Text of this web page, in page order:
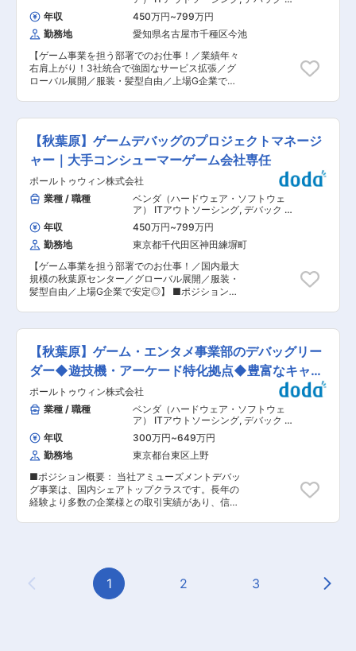
れる特性がある中でも、当社は順調に売り上げを
推移させています。その背景には、「必殺仕置
人」「ウルトラマンシリーズ」「乃木坂46」「魔
法少女まどか☆マギカ」「ソードアート・オンラ
イン」等、誰もが知る大ヒット機種を次々とリリ
ースさせている、当社のデザイン・技術力にあり
ます。 【働きやすい環境】： 当社の社風は非常
豊富なことが特徴です。その為、社員同士の距離
も近いことから社員の定着率が高く、離職率も低
す。 変更の範囲：会社の定める業務
ュール通りにコンテンツをリリースする支援をし
ます。 ※ご経験に応じて、複数のチームを包括的
に管理頂きます。 ・案件管理（進捗、コスト、ス
ケジュールなど）? ・課題ヒアリング／現状分析?
・プロジェクトを円滑になるよう対人関係マネジ
メントにてチームを運営? ・顧客や品質管理部署
の課題やニーズ調査? ・品質分析、テスト結果の
分析? ・メンバーマネジメント? ■当社の特徴：
し、多様な知識と実践経験にてクライアントの期
待に応えてきた当社。 創業時から30年間で、1万
6000件以上のエンタメコンテンツ開発支援を行
ってきたゲームデバッグ事業をはじめ、ソフトウ
ェアテスト事業やネットサポート事業など幅広く
展開し、お客様の「サービス・ライフサイクル」
における課題を解決しています。 2024年より
「期待通り、予想以上。」をビジョンとして掲
げ、従来からの期待に応えつつ前向きな熱意と自
由な発想にて、予想以上の新たなよろこびを生み
出すサービスを展開しております。 プライム上場
グループ会社としての事業安定性がありながら、
積極的なM&Aや新規事業開発により変化し続け、
もに成長したい仲間を募集いたします。
ームプロデューサー・ディレクター・
プランナー
年収 450万円~799万円
勤務地
愛知県名古屋市千種区今池
【ゲーム事業を担う部署でのお仕事！／業績年々
右肩上がり！3社統合で強固なサービス拡張／グ
ローバル展開／服装・髪型自由／上場G企業で安
は、大手ゲーム会社や海外タイトルを主とするお
客様に対し、スマートフォン・家庭用 ゲーム機に
おけるゲーム開発工程におけるテスト、またリリ
ース後のサポートなど総合的な品質保障サービス
を提供しております。 プロジェクト推進及び統括
して頂き、予算・スケジュール通りにコンテンツ
をリリースする支援をします！ ■業務詳細： プ
ロジェクト推進及び統括して頂き、予算・スケジ
ュール通りにコンテンツをリリースする支援をし
ます。 ※ご経験に応じて、複数のチームを包括的
に管理頂きます。 ・案件管理（進捗、コスト、ス
ケジュールなど） ・課題ヒアリング／現状分析
・プロジェクトを円滑になるよう対人関係マネジ
メントにてチームを運営 ・顧客や品質管理部署の
課題やニーズ調査 ・品質分析、テスト結果の分析
・メンバーマネジメント ■当社の特徴： 「“新し
な知識と実践経験にてクライアントの期待に応え
てきた当社。 創業時から30年間で、1万6000件
以上のエンタメコンテンツ開発支援を行ってきた
ゲームデバッグ事業をはじめ、ソフトウェアテス
ト事業やネットサポート事業など幅広く展開し、
お客様の「サービス・ライフサイクル」における
課題を解決しています。 2024年より「期待通
り、予想以上。」をビジョンとして掲げ、従来か
らの期待に応えつつ前向きな熱意と自由な発想に
て、予想以上の新たなよろこびを生み出すサービ
スを展開しております。 プライム上場グループ会
社としての事業安定性がありながら、積極的な
M&Aや新規事業開発により変化し続け、大手企業
したい仲間を募集いたします。
【秋葉原】ゲームデバッグのプロジェクトマネージ
ャー｜大手コンシューマーゲーム会社専任
ポールトゥウィン株式会社
業種 / 職種
ベンダ（ハードウェア・ソフトウェ
ア） ITアウトソーシング, デバック ゲ
ームプロデューサー・ディレクター・
プランナー
年収 450万円~799万円
勤務地
東京都千代田区神田練塀町
【ゲーム事業を担う部署でのお仕事！／国内最大
規模の秋葉原センター／グローバル展開／服装・
髪型自由／上場G企業で安定◎】 ■ポジション概
社や海外タイトルを主とするお客様に対し、スマ
ートフォン・家庭用ゲーム機のゲーム開発工程に
おけるテストからリリース後のサポートまで、総
合的な品質保証サービスを手がけています。 ◇ク
ライアントが抱える課題の解決をサポートするプ
ロジェクトマネージャーをお任せ！ 世の中により
安心・安全を届ける為に、日々高いレベルの品質
保証サービスを提供できるよう、当社センターで
勤務するオペレーターと共に、クライアントが抱
える課題の解決をサポートする現場のスペシャリ
ストとなり、お客様が満足するサービス提供をコ
ントロールするのが「プロジェクトマネージャ
ー」です！ ◇プロジェクト推進及び統括して頂
き、予算・スケジュール通りにコンテンツをリリ
ースする支援をします！ ◇『大手コンシューマー
ゲーム会社』専任のプロジェクトマネージャーを
アリング／現状分析 ・プロジェクトを円滑になる
よう対人関係マネジメントにてチームを運営 ・顧
客や品質管理部署の課題やニーズ調査 ・品質分
【秋葉原】ゲーム・エンタメ事業部のデバッグリー
ダー◆遊技機・アーケード特化拠点◆豊富なキャリ
アパス◎
ポールトゥウィン株式会社
業種 / 職種
ベンダ（ハードウェア・ソフトウェ
ア） ITアウトソーシング, デバック 評
価・デバッグ
年収 300万円~649万円
勤務地
東京都台東区上野
■ポジション概要： 当社アミューズメントデバッ
グ事業は、国内シェアトップクラスです。長年の
経験より多数の企業様との取引実績があり、信頼
て、最適な案件をご案内いたします。また、
2025年9月に新設されたばかりのセンターなの
で、清潔で整った環境の中、快適にお仕事ができ
Previous Page
1 2 3